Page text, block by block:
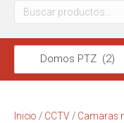
Buscar
Domos PTZ (2)
Inicio / CCTV/ Camaras